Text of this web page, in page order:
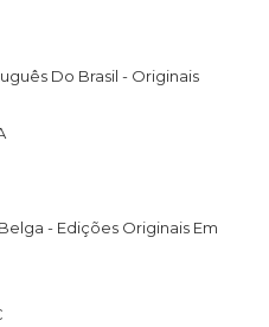
Do Brasil - Originais
- Edições Originais Em